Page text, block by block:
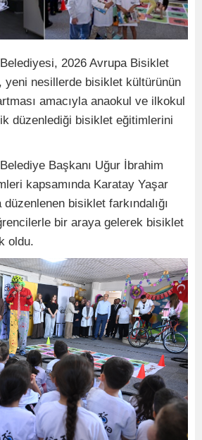
2026 Avrupa Bisiklet
yeni nesillerde bisiklet kültürünün
amacıyla anaokul ve ilkokul
düzenlediği bisiklet eğitimlerini
Başkanı Uğur İbrahim
kapsamında Karatay Yaşar
düzenlenen bisiklet farkındalığı
bir araya gelerek bisiklet
oldu.